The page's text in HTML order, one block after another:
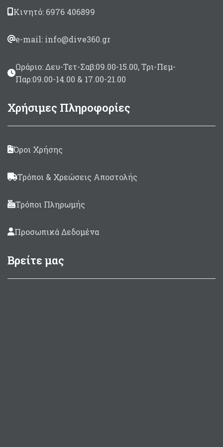
Κινητό: 6976 406899
e-mail: info@dive360.gr
Ωράριο: Δευ-Τετ-Σαβ:09.00-15.00, Τρι-Πεμ-
Παρ:09.00-14.00 & 17.00-21.00
Χρήσιμες Πληροφορίες
Όροι Χρήσης
Τρόποι & Χρεώσεις Αποστολής
Τρόποι Πληρωμής
Προσωπικά Δεδομένα
Βρείτε μας